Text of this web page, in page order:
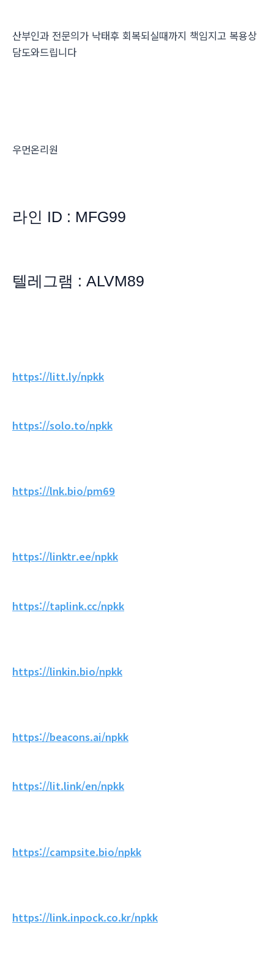
산부인과 전문의가 낙태후 회복되실때까지 책임지고 복용상
담도와드립니다
우먼온리원
라인 ID : MFG99
텔레그램 : ALVM89
https://litt.ly/npkk
https://solo.to/npkk
https://lnk.bio/pm69
https://linktr.ee/npkk
https://taplink.cc/npkk
https://linkin.bio/npkk
https://beacons.ai/npkk
https://lit.link/en/npkk
https://campsite.bio/npkk
https://link.inpock.co.kr/npkk